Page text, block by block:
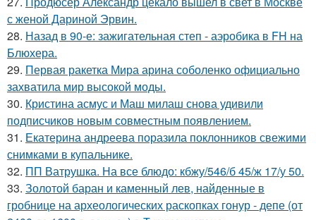
с женой Дариной Эрвин.
28. Назад в 90-е: зажигательная степ - аэробика в FH на
Блюхера.
29. Первая ракетка Мира арина соболенко официально
захватила мир высокой моды.
30. Кристина асмус и Маш милаш снова удивили
подписчиков новым совместным появлением.
31. Екатерина андреева поразила поклонников свежими
снимками в купальнике.
32. ПП Ватрушка. На все блюдо: кбжу/546/б 45/ж 17/у 50.
33. Золотой баран и каменный лев, найденные в
гробнице на археологических раскопках гонур - депе (от